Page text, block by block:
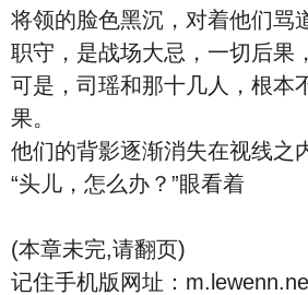
将领的脸色黑沉，对着他们骂
职守，是战场大忌，一切后果
可是，司瑶和那十几人，根本
果。
他们的背影逐渐消失在视线之
“头儿，怎么办？”眼看着
(本章未完,请翻页)
记住手机版网址：